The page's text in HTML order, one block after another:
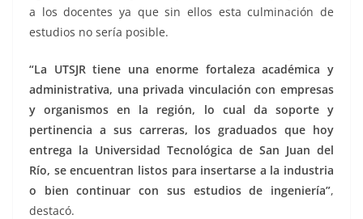
a los docentes ya que sin ellos esta culminación de
estudios no sería posible.
“La UTSJR tiene una enorme fortaleza académica y
administrativa, una privada vinculación con empresas
y organismos en la región, lo cual da soporte y
pertinencia a sus carreras, los graduados que hoy
entrega la Universidad Tecnológica de San Juan del
Río, se encuentran listos para insertarse a la industria
o bien continuar con sus estudios de ingeniería”,
destacó.